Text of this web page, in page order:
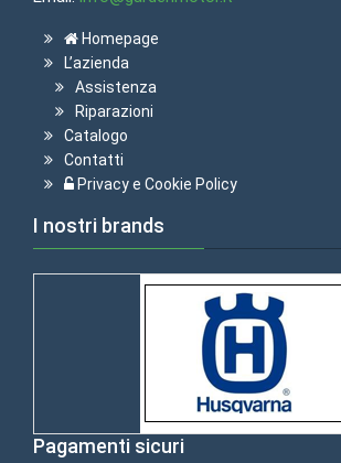
Homepage
L’azienda
Assistenza
Riparazioni
Catalogo
Contatti
Privacy e Cookie Policy
I nostri brands
Pagamenti sicuri